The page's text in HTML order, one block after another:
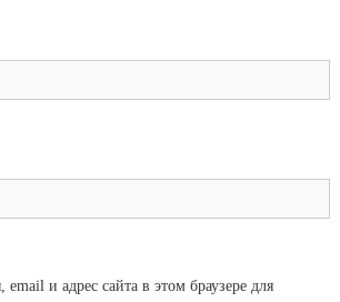
и адрес сайта в этом браузере для